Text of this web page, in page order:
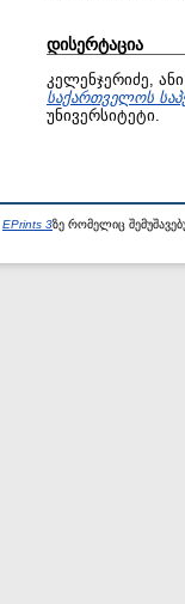
დისერტაცია
კელენჯერიძე, ანი
საქართველოს
უნივერსიტეტი.
EPrints 3ზე რომელიც